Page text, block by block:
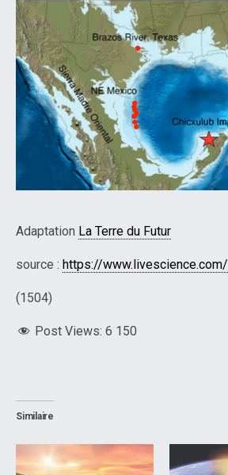
Adaptation La Terre du Futur
source : https://www.livescience.com/
(1504)
Post Views: 6 150
Similaire